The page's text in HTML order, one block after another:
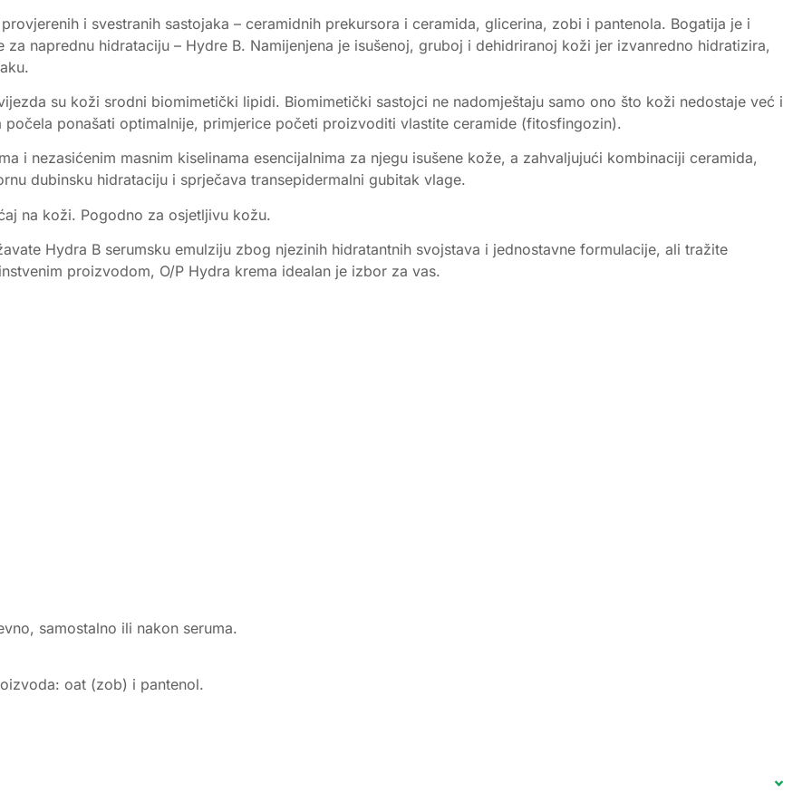
i svestranih sastojaka – ceramidnih prekursora i ceramida, glicerina, zobi i pantenola. Bogatija je i
naprednu hidrataciju – Hydre B. Namijenjena je isušenoj, gruboj i dehidriranoj koži jer izvanredno hidratizira,
su koži srodni biomimetički lipidi. Biomimetički sastojci ne nadomještaju samo ono što koži nedostaje već i
ponašati optimalnije, primjerice početi proizvoditi vlastite ceramide (fitosfingozin).
i nezasićenim masnim kiselinama esencijalnima za njegu isušene kože, a zahvaljujući kombinaciji ceramida,
dubinsku hidrataciju i sprječava transepidermalni gubitak vlage.
na koži. Pogodno za osjetljivu kožu.
Hydra B serumsku emulziju zbog njezinih hidratantnih svojstava i jednostavne formulacije, ali tražite
proizvodom, O/P Hydra krema idealan je izbor za vas.
samostalno ili nakon seruma.
oat (zob) i pantenol.